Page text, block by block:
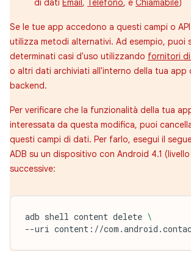
di dati Email, Telefono, e Chiamabile)
Se le tue app accedono a questi campi o
utilizza metodi alternativi. Ad esempio, puoi
determinati casi d'uso utilizzando fornitori
o altri dati archiviati all'interno della tua app
backend.
Per verificare che la funzionalità della tua
interessata da questa modifica, puoi
questi campi di dati. Per farlo, esegui il
ADB su un dispositivo con Android 4.1 (livello
successive:
adb shell content delete \
--uri content://